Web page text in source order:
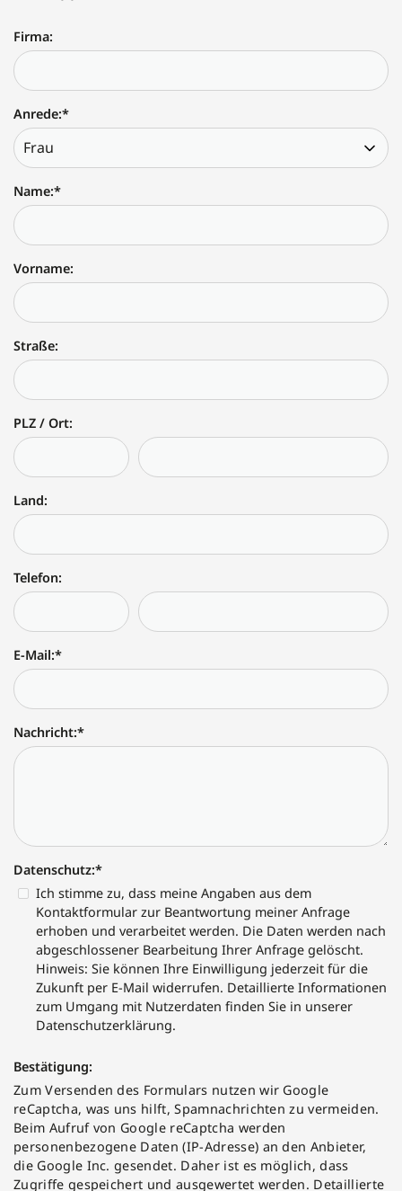
Firma:
Anrede:*
Name:*
Vorname:
Straße:
PLZ / Ort:
Land:
Telefon:
E-Mail:*
Nachricht:*
Datenschutz:*
Ich stimme zu, dass meine Angaben aus dem
Kontaktformular zur Beantwortung meiner Anfrage
erhoben und verarbeitet werden. Die Daten werden nach
abgeschlossener Bearbeitung Ihrer Anfrage gelöscht.
Hinweis: Sie können Ihre Einwilligung jederzeit für die
Zukunft per E-Mail widerrufen. Detaillierte Informationen
zum Umgang mit Nutzerdaten finden Sie in unserer
Datenschutzerklärung.
Bestätigung:
Zum Versenden des Formulars nutzen wir Google
reCaptcha, was uns hilft, Spamnachrichten zu vermeiden.
Beim Aufruf von Google reCaptcha werden
personenbezogene Daten (IP-Adresse) an den Anbieter,
die Google Inc. gesendet. Daher ist es möglich, dass
Zugriffe gespeichert und ausgewertet werden. Detaillierte